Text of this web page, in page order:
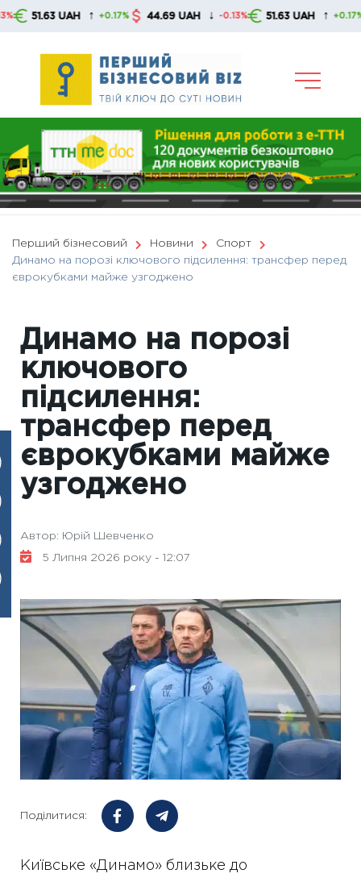
Skip
UAH ↑ +0.17% 44.69 UAH ↓ -0.13% 51.63 UAH ↑ +0.17%
Перший бізнесовий Новини
Спорт
Динамо на порозі ключового підсилення: трансфер перед
єврокубками майже узгоджено
Динамо на порозі
ключового
підсилення:
трансфер перед
єврокубками майже
узгоджено
Автор: Юрій Шевченко
5 Липня 2026 року - 12:07
Поділитися:
Київське «Динамо» близьке до